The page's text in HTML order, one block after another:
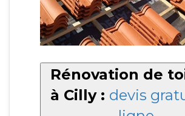
Rénovation de
à Cilly : devis